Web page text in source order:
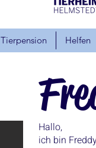
Tierpension Helfen
Hallo,
ich bin